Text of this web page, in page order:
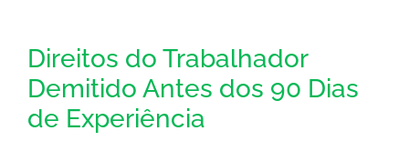
Direitos do Trabalhador
Demitido Antes dos 90 Dias
de Experiência